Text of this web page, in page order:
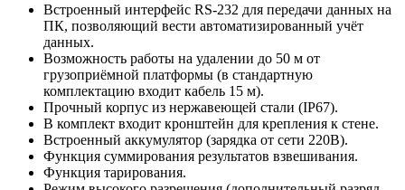
Встроенный интерфейс RS-232 для передачи данных на
ПК, позволяющий вести автоматизированный учёт
данных.
Возможность работы на удалении до 50 м от
грузоприёмной платформы (в стандартную
комплектацию входит кабель 15 м).
Прочный корпус из нержавеющей стали (IP67).
В комплект входит кронштейн для крепления к стене.
Встроенный аккумулятор (зарядка от сети 220В).
Функция суммирования результатов взвешивания.
Функция тарирования.